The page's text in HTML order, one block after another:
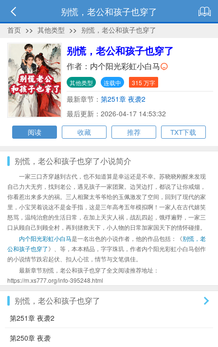
别慌，老公和孩子也穿了
首页 >> 其他类型 >> 别慌，老公和孩子也穿了
别慌，老公和孩子也穿了
作者： 内个阳光彩虹小白马
其他类型 连载中 315 万字
最新章节： 第251章 夜袭2
最后更新：2026-04-17 14:53:32
阅读
收藏 推荐 TXT下载
别慌，老公和孩子也穿了小说简介
一家三口齐穿越到古代，也不知道算是幸运还是不幸。苏晓晓刚醒来发现
自己力大无穷，找到老公，遇见孩子一家团聚。边哭边打，都说了让你戒烟，
你看惹出来多大的祸。三人相聚太爷爷给的玉佩激发了空间，回到了现代的家
里，小宝哭着说这不是金手指，这是三年高考五年模拟啊！一家人在古代嬉笑
怒骂，温纯治愈的生活日常，在加上天灾人祸，战乱四起，饿殍遍野，一家三
口从顾自己到顾全村，再到拯救天下，小人物的日常加家国天下的情怀碰撞。
内个阳光彩虹小白马是一名出色的小说作者，他的作品包括：《别慌，老
公和孩子也穿了》、等，本本精品，字字珠玑，作者内个阳光彩虹小白马创作
的小说情节跌宕起伏、扣人心弦，情节与文笔俱佳。
最新章节别慌，老公和孩子也穿了全文阅读推荐地址：
https://m.xs777.org/info-395248.html
别慌，老公和孩子也穿了
第251章 夜袭2
第250章 夜袭